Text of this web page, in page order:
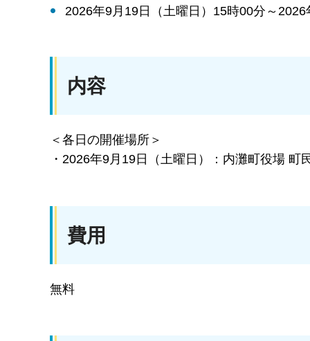
2026年9月19日（土曜日）15時00分～
内容
＜各日の開催場所＞
・2026年9月19日（土曜日）：内灘町役場
費用
無料